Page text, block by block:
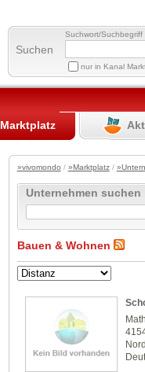
Suchen
Suchwort/Suchbegriff
nur in Kanal
Marktplatz
»vivomondo / »Marktplatz/
Unternehmen suchen
Bauen & Wohnen